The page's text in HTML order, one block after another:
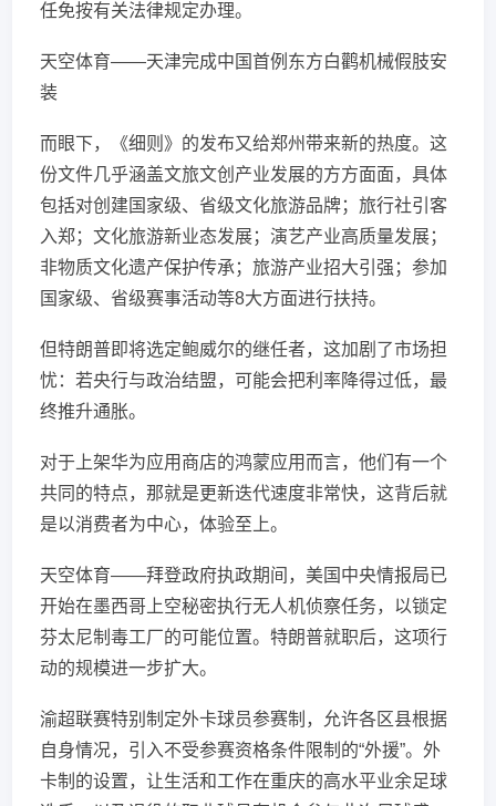
任免按有关法律规定办理。
天空体育——天津完成中国首例东方白鹳机械假肢安
装
而眼下，《细则》的发布又给郑州带来新的热度。这
份文件几乎涵盖文旅文创产业发展的方方面面，具体
包括对创建国家级、省级文化旅游品牌；旅行社引客
入郑；文化旅游新业态发展；演艺产业高质量发展；
非物质文化遗产保护传承；旅游产业招大引强；参加
国家级、省级赛事活动等8大方面进行扶持。
但特朗普即将选定鲍威尔的继任者，这加剧了市场担
忧：若央行与政治结盟，可能会把利率降得过低，最
终推升通胀。
对于上架华为应用商店的鸿蒙应用而言，他们有一个
共同的特点，那就是更新迭代速度非常快，这背后就
是以消费者为中心，体验至上。
天空体育——拜登政府执政期间，美国中央情报局已
开始在墨西哥上空秘密执行无人机侦察任务，以锁定
芬太尼制毒工厂的可能位置。特朗普就职后，这项行
动的规模进一步扩大。
渝超联赛特别制定外卡球员参赛制，允许各区县根据
自身情况，引入不受参赛资格条件限制的“外援”。外
卡制的设置，让生活和工作在重庆的高水平业余足球